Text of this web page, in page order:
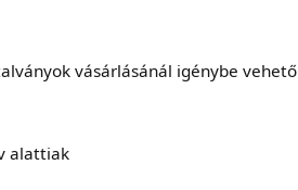
vásárlásánál igénybe vehető
alattiak